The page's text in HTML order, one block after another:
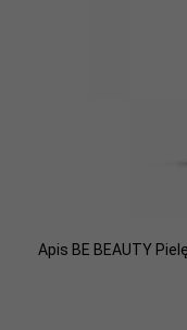
Apis BE BEAUTY